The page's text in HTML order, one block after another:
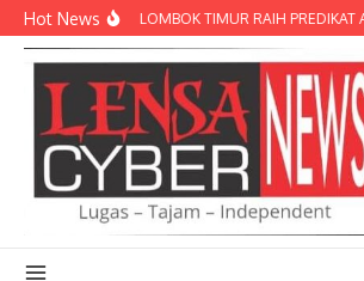
Lewati ke konten
Hot NewsPOLRES LOMBOK TIMUR RAIH PREDIKAT